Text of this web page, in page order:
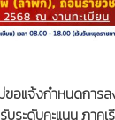
ขอแจ้งกำหนดการล
บระดับคะแนน ภาค